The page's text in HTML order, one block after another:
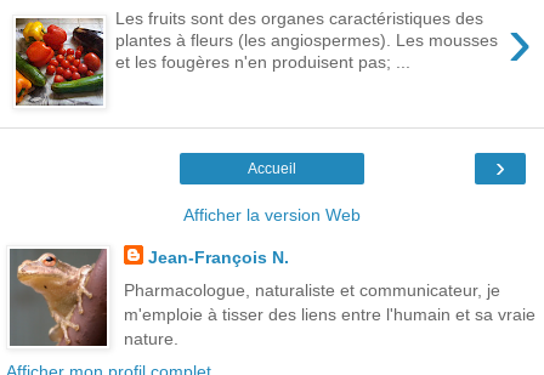
›
Les fruits sont des organes caractéristiques des
plantes à fleurs (les angiospermes). Les mousses
et les fougères n'en produisent pas; ...
›
Accueil
Afficher la version Web
Jean-François N.
Pharmacologue, naturaliste et communicateur, je
m'emploie à tisser des liens entre l'humain et sa vraie
nature.